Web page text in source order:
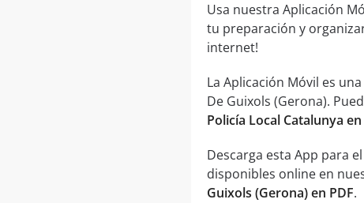
Usa nuestra Aplicación
tu preparación y
internet!
La Aplicación Móvil es
De Guixols (Gerona).
Policía Local Catalunya
Descarga esta App para
disponibles online en
Guixols (Gerona) en PDF.